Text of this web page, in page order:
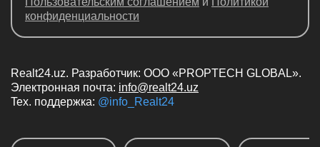
конфиденциальности
Realt24.uz. Разработчик: ООО «PROPTECH GLOBAL».
Электронная почта: info@realt24.uz
Teх. поддержка: @info_Realt24